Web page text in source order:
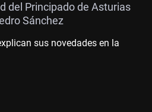
del Principado de Asturias
Sánchez
sus novedades en la